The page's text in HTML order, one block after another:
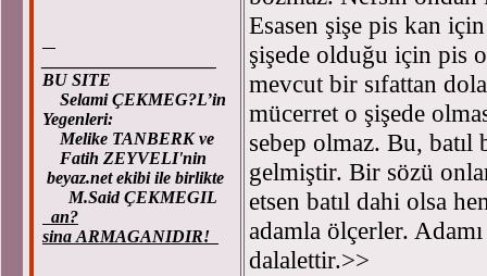
BU SITE
Selami ÇEKMEG?L’in
Yegenleri:
Melike TANBERK ve
Fatih ZEYVELI'nin
beyaz.net ekibi ile birlikte
M.Said ÇEKMEGIL
an?
sina ARMAGANIDIR!
Esasen şişe pis kan
şişede olduğu için pis
mevcut bir sıfattan
mücerret o şişede
sebep olmaz. Bu,
gelmiştir. Bir sözü
etsen batıl dahi olsa
adamla ölçerler.
dalalettir.>>